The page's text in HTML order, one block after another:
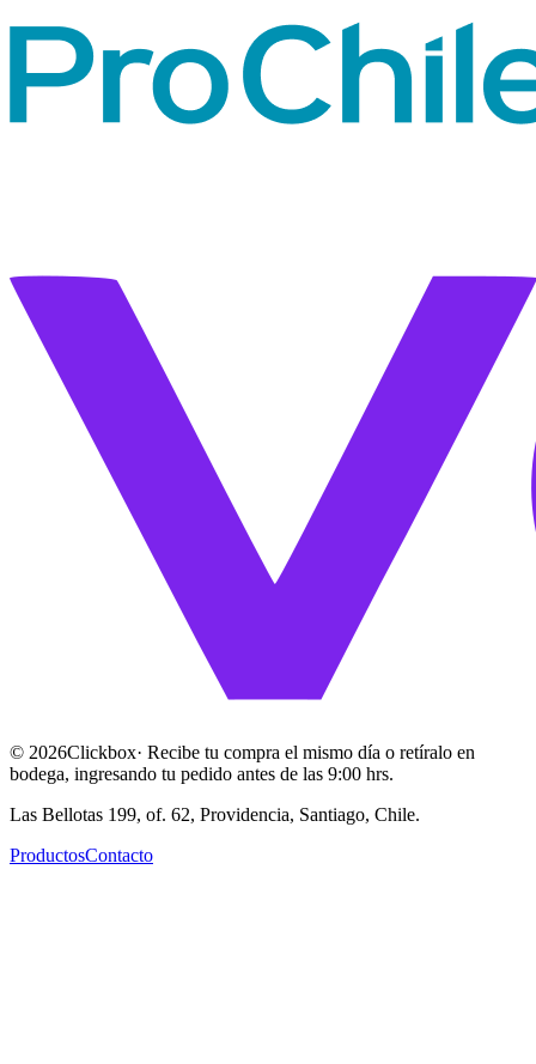
© 2026Clickbox· Recibe tu compra el mismo día o retíralo en
bodega, ingresando tu pedido antes de las 9:00 hrs.
Las Bellotas 199, of. 62, Providencia, Santiago, Chile.
ProductosContacto